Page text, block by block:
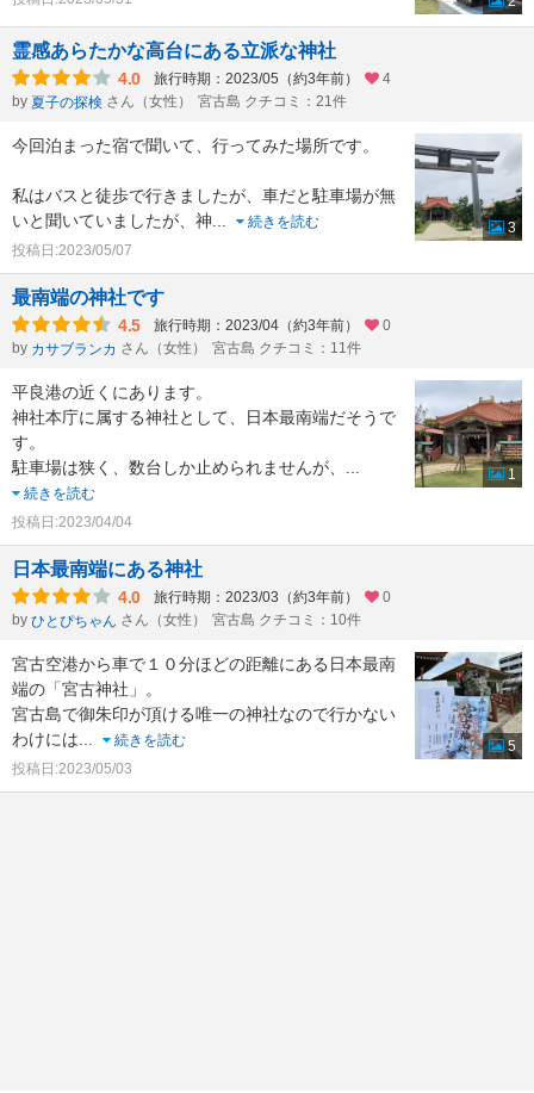
霊感あらたかな高台にある立派な神社
4.0 旅行時期：2023/05（約3年前）
4
by 夏子の探検 さん（女性） 宮古島 クチコミ：21件
今回泊まった宿で聞いて、行ってみた場所です。
私はバスと徒歩で行きましたが、車だと駐車場が無
いと聞いていましたが、神
続きを読む
投稿日:2023/05/07
3
最南端の神社です
4.5 旅行時期：2023/04（約3年前）
0
by カサブランカ さん（女性） 宮古島 クチコミ：11件
平良港の近くにあります。
神社本庁に属する神社として、日本最南端だそうで
す。
駐車場は狭く、数台しか止められませんが、
続きを読む
投稿日:2023/04/04
1
日本最南端にある神社
4.0 旅行時期：2023/03（約3年前）
0
by ひとぴちゃん さん（女性） 宮古島 クチコミ：10件
宮古空港から車で１０分ほどの距離にある日本最南
端の「宮古神社」。
宮古島で御朱印が頂ける唯一の神社なので行かない
わけには
続きを読む
投稿日:2023/05/03
5